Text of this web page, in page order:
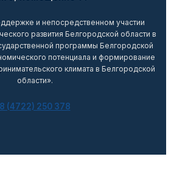
и непосредственном участии
развития Белгородской области в
программы Белгородской
потенциала и формирование
климата в Белгородской
области».
8 (4722) 250 378